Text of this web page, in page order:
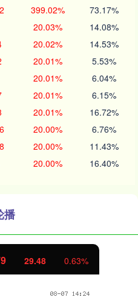
399.02% 73.17%
20.03% 14.08%
20.02% 14.53%
20.01% 5.53%
20.01% 6.04%
20.01% 6.15%
20.01% 16.72%
20.00% 6.76%
20.00% 11.43%
20.00% 16.40%
播
29.48 0.63%